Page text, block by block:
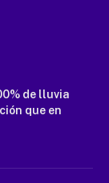
de lluvia
que en